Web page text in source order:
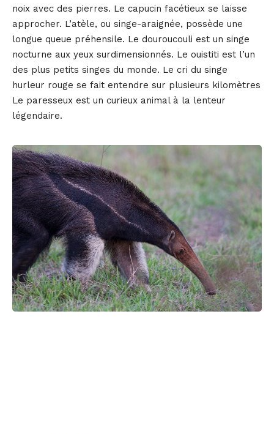
noix avec des pierres. Le capucin facétieux se laisse
approcher. L’atèle, ou singe-araignée, possède une
longue queue préhensile. Le douroucouli est un singe
nocturne aux yeux surdimensionnés. Le ouistiti est l’un
des plus petits singes du monde. Le cri du singe
hurleur rouge se fait entendre sur plusieurs kilomètres
Le paresseux est un curieux animal à la lenteur
légendaire.